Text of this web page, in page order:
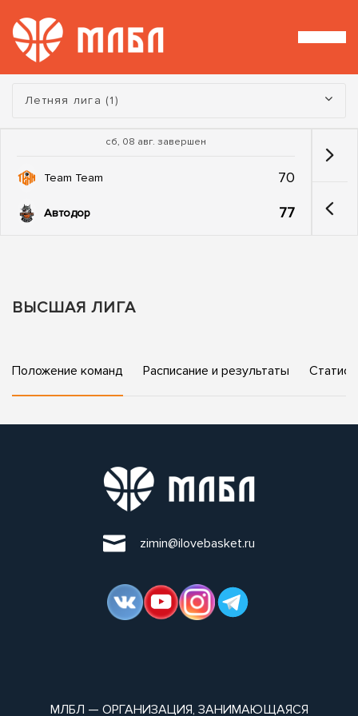
Турнир:
Летняя лига (1)
сб, 08 авг. завершен
Team Team 70
Автодор 77
ВЫСШАЯ ЛИГА
Положение команд Расписание и результаты
zimin@ilovebasket.ru
МЛБЛ — ОРГАНИЗАЦИЯ, ЗАНИМАЮЩАЯСЯ